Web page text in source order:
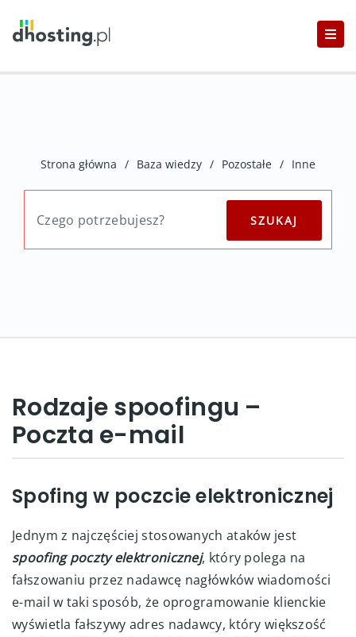
Strona główna / Baza wiedzy / Pozostałe / Inne
Rodzaje spoofingu –
Poczta e-mail
Spofing w poczcie elektronicznej
Jednym z najczęściej stosowanych ataków jest
spoofing poczty elektronicznej, który polega na
fałszowaniu przez nadawcę nagłówków wiadomości
e-mail w taki sposób, że oprogramowanie klienckie
wyświetla fałszywy adres nadawcy, który większość